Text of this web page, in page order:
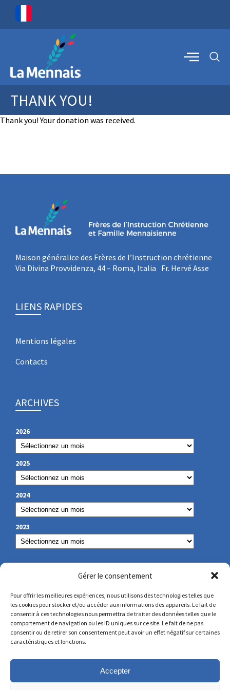
Gérer le consentement
Pour offrir les meilleures expériences, nous utilisons des technologies telles que
les cookies pour stocker et/ou accéder aux informations des appareils. Le fait de
consentir à ces technologies nous permettra de traiter des données telles que le
comportement de navigation ou les ID uniques sur ce site. Le fait de ne pas
consentir ou de retirer son consentement peut avoir un effet négatif sur certaines
caractéristiques et fonctions.
Accepter
THANK YOU!
Thank you! Your donation was received.
Maison généralice des Frères de l’Instruction chrétienne
Via Divina Provvidenza, 44 – Roma, Italia Fr. Hervé Asse
LIENS RAPIDES
Mentions légales
Contacts
ARCHIVES
2026
2025
2024
2023
NOS COORDONNÉES
secretariat@lamennais.org
protectionenfance@lamennais.org